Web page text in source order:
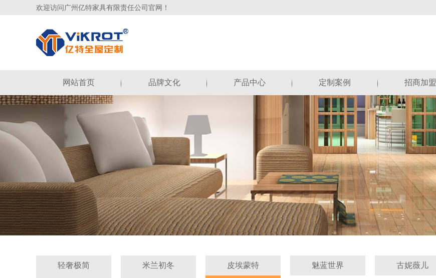
欢迎访问广州亿特家具有限责任公司官网！
网站首页 品牌文化 产品中心 定制案例 招商加盟
轻奢极简 米兰初冬 皮埃蒙特 魅蓝世界 古妮薇儿